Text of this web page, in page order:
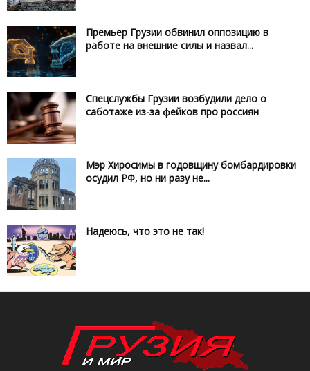
Премьер Грузии обвинил оппозицию в
работе на внешние силы и назвал...
Спецслужбы Грузии возбудили дело о
саботаже из-за фейков про россиян
Мэр Хиросимы в годовщину бомбардировки
осудил РФ, но ни разу не...
Надеюсь, что это не так!